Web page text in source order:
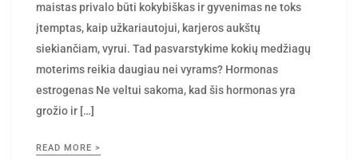
maistas privalo būti kokybiškas ir gyvenimas ne toks
įtemptas, kaip užkariautojui, karjeros aukštų
siekiančiam, vyrui. Tad pasvarstykime kokių medžiagų
moterims reikia daugiau nei vyrams? Hormonas
estrogenas Ne veltui sakoma, kad šis hormonas yra
grožio ir […]
READ MORE >